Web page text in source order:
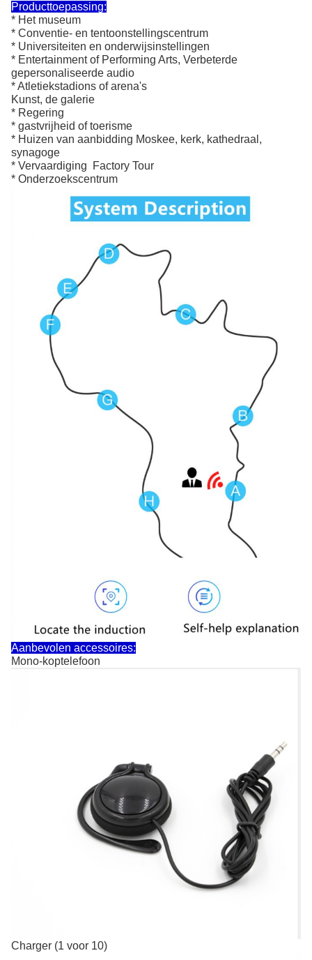
Producttoepassing:
* Het museum
* Conventie- en tentoonstellingscentrum
* Universiteiten en onderwijsinstellingen
* Entertainment of Performing Arts, Verbeterde
gepersonaliseerde audio
* Atletiekstadions of arena's
Kunst, de galerie
* Regering
* gastvrijheid of toerisme
* Huizen van aanbidding Moskee, kerk, kathedraal,
synagoge
* Vervaardiging ️ Factory Tour
* Onderzoekscentrum
Aanbevolen accessoires:
Mono-koptelefoon
Charger (1 voor 10)